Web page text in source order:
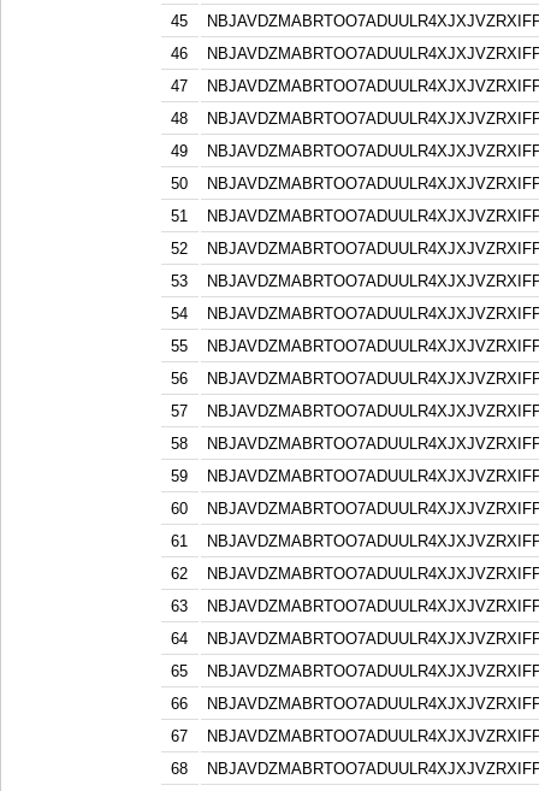
45
46
47
48
49
50
51
52
53
54
55
56
57
58
59
60
61
62
63
64
65
66
67
68